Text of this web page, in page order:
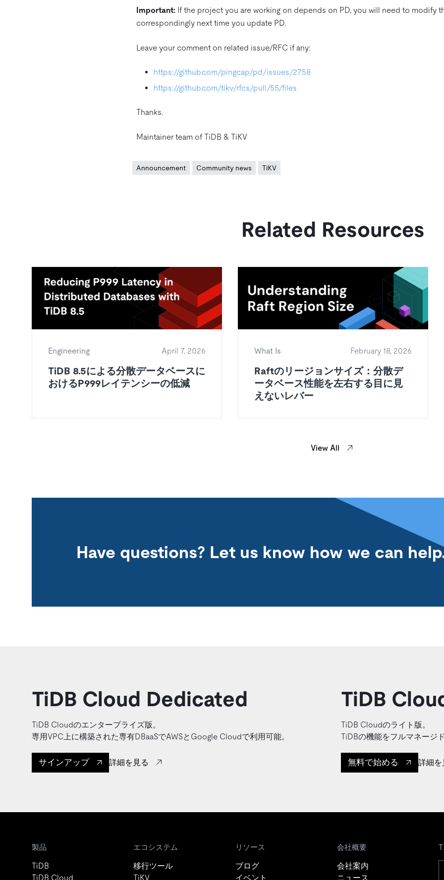
Important:If the project you are working on depends on PD, you will need to modify
correspondingly next time you update PD.
Leave your comment on related issue/RFC if any:
https://github.com/pingcap/pd/issues/2758
https://github.com/tikv/rfcs/pull/55/files
Thanks.
Maintainer team of TiDB & TiKV
Announcement Community news TiKV
Related Resources
Engineering April 7, 2026
TiDB 8.5による分散データベースに
おけるP999レイテンシーの低減
What Is February 18, 2026
Raftのリージョンサイズ：分散デ
ータベース性能を左右する目に見
えないレバー
View All
Have questions? Let us know how we can
TiDB Cloud Dedicated
TiDB Cloudのエンタープライズ版。
専用VPC上に構築された専有DBaaSでAWSとGoogle Cloudで利用可能。
サインアップ 詳細を見る
TiDB
TiDB Cloudのライト版。
TiDBの機能をフルマネージ
無料で始める 詳細を
製品
TiDB
TiDB Cloud
エコシステム
移行ツール
TiKV
リソース
ブログ
イベント
会社概要
会社案内
ニュース